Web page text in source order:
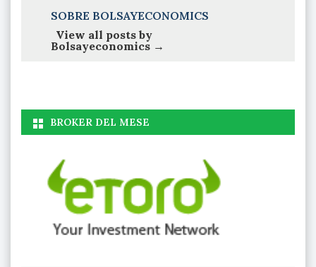
SOBRE BOLSAYECONOMICS
View all posts by
Bolsayeconomics →
BROKER DEL MESE